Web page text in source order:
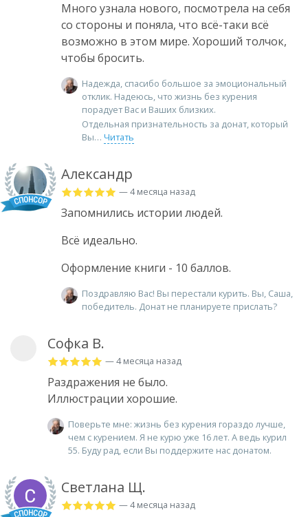
Много узнала нового, посмотрела на себя
со стороны и поняла, что всё-таки всё
возможно в этом мире. Хороший толчок,
чтобы бросить.
Надежда, спасибо большое за эмоциональный
отклик. Надеюсь, что жизнь без курения
порадует Вас и Ваших близких.
Отдельная признательность за донат, который
Вы
Читать
Александр
— 4 месяца назад
Запомнились истории людей.
Всё идеально.
Оформление книги - 10 баллов.
Поздравляю Вас! Вы перестали курить. Вы, Саша,
победитель. Донат не планируете прислать?
Софка В.
— 4 месяца назад
Раздражения не было.
Иллюстрации хорошие.
Поверьте мне: жизнь без курения гораздо лучше,
чем с курением. Я не курю уже 16 лет. А ведь курил
55. Буду рад, если Вы поддержите нас донатом.
Светлана Щ.
— 4 месяца назад